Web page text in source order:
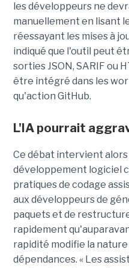
les développeurs ne
manuellement en lisant
réessayant les mises à
indiqué que l'outil peut
sorties JSON, SARIF ou
être intégré dans les
qu'action GitHub.
L'IA pourrait
Ce débat intervient alors
développement logiciel
pratiques de codage
aux développeurs de
paquets et de
rapidement
rapidité modifie la nature
dépendances. « Les